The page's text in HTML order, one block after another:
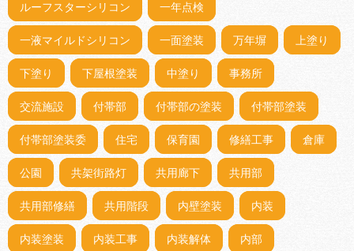
ルーフスターシリコン 一年点検
一液マイルドシリコン 一面塗装 万年塀 上塗り
下塗り 下屋根塗装 中塗り 事務所
交流施設 付帯部 付帯部の塗装 付帯部塗装
付帯部塗装委 住宅 保育園 修繕工事 倉庫
公園 共架街路灯 共用廊下 共用部
共用部修繕 共用階段 内壁塗装 内装
内装塗装 内装工事 内装解体 内部